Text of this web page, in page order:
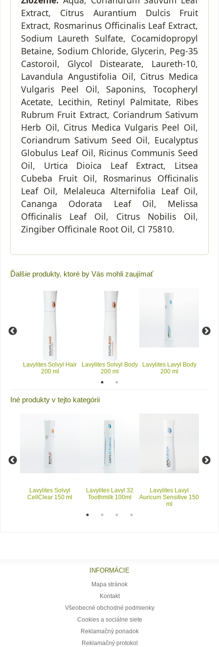
Extract, Citrus Aurantium Dulcis Fruit
Extract, Rosmarinus Officinalis Leaf Extract,
Sodium Laureth Sulfate, Cocamidopropyl
Betaine, Sodium Chloride, Glycerin, Peg-35
Castoroil, Glycol Distearate, Laureth-10,
Lavandula Angustifolia Oil, Citrus Medica
Vulgaris Peel Oil, Saponins, Tocopheryl
Acetate, Lecithin, Retinyl Palmitate, Ribes
Rubrum Fruit Extract, Coriandrum Sativum
Herb Oil, Citrus Medica Vulgaris Peel Oil,
Coriandrum Sativum Seed Oil, Eucalyptus
Globulus Leaf Oil, Ricinus Communis Seed
Oil, Urtica Dioica Leaf Extract, Litsea
Cubeba Fruit Oil, Rosmarinus Officinalis
Leaf Oil, Melaleuca Alternifolia Leaf Oil,
Cananga Odorata Leaf Oil, Melissa
Officinalis Leaf Oil, Citrus Nobilis Oil,
Zingiber Officinale Root Oil, Cl 75810.
Ďalšie produkty, ktoré by Vás mohli zaujímať
Lavylites Solvyl Hair
200 ml
Lavylites Solvyl Body
200 ml
Lavylites Lavyl Body
200 ml
Iné produkty v tejto kategórii
Lavylites Solvyl
CellClear 150 ml
Lavylites Lavyl 32
Toothmilk 100ml
Lavylites Lavyl
Auricum Sensitive 150
ml
INFORMÁCIE
Mapa stránok
Kontakt
Všeobecné obchodné podmienky
Cookies a sociálne siete
Reklamačný poriadok
Reklamačný protokol